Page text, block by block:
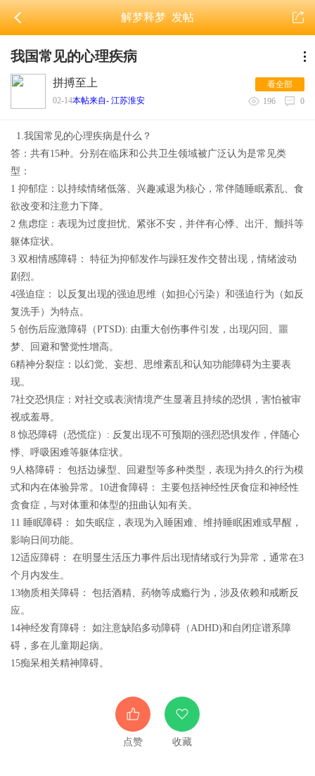
解梦释梦发帖
我国常见的心理疾病
拼搏至上
02-14本帖来自- 江苏淮安
看全部
196
0
1.我国常见的心理疾病是什么？
答：共有15种。分别在临床和公共卫生领域被广泛认为是常见类
型：
1 抑郁症：以持续情绪低落、兴趣减退为核心，常伴随睡眠紊乱、食
欲改变和注意力下降。
2 焦虑症：表现为过度担忧、紧张不安，并伴有心悸、出汗、颤抖等
躯体症状。
3 双相情感障碍： 特征为抑郁发作与躁狂发作交替出现，情绪波动
剧烈。
4强迫症： 以反复出现的强迫思维（如担心污染）和强迫行为（如反
复洗手）为特点。
5 创伤后应激障碍（PTSD): 由重大创伤事件引发，出现闪回、噩
梦、回避和警觉性增高。
6精神分裂症：以幻觉、妄想、思维紊乱和认知功能障碍为主要表
现。
7社交恐惧症：对社交或表演情境产生显著且持续的恐惧，害怕被审
视或羞辱。
8 惊恐障碍（恐慌症）: 反复出现不可预期的强烈恐惧发作，伴随心
悸、呼吸困难等躯体症状。
9人格障碍： 包括边缘型、回避型等多种类型，表现为持久的行为模
式和内在体验异常。10进食障碍： 主要包括神经性厌食症和神经性
贪食症，与对体重和体型的扭曲认知有关。
11 睡眠障碍： 如失眠症，表现为入睡困难、维持睡眠困难或早醒，
影响日间功能。
12适应障碍： 在明显生活压力事件后出现情绪或行为异常，通常在3
个月内发生。
13物质相关障碍： 包括酒精、药物等成瘾行为，涉及依赖和戒断反
应。
14神经发育障碍： 如注意缺陷多动障碍（ADHD)和自闭症谱系障
碍，多在儿童期起病。
15痴呆相关精神障碍。
点赞 收藏